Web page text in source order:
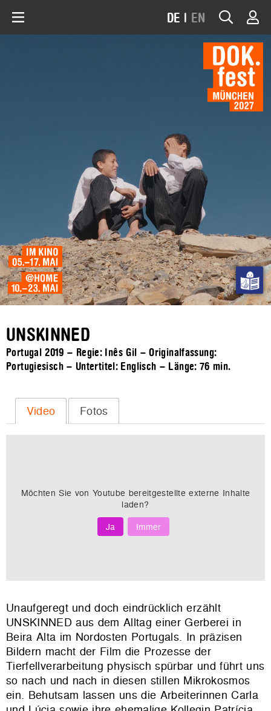
DE | EN
UNSKINNED
Portugal 2019 – Regie: Inês Gil – Originalfassung:
Portugiesisch – Untertitel: Englisch – Länge: 76 min.
Video Fotos
Möchten Sie von Youtube bereitgestellte externe Inhalte
laden?
Ja
Immer
Unaufgeregt und doch eindrücklich erzählt
UNSKINNED aus dem Alltag einer Gerberei in
Beira Alta im Nordosten Portugals. In präzisen
Bildern macht der Film die Prozesse der
Tierfellverarbeitung physisch spürbar und führt uns
so nach und nach in diesen stillen Mikrokosmos
ein. Behutsam lassen uns die Arbeiterinnen Carla